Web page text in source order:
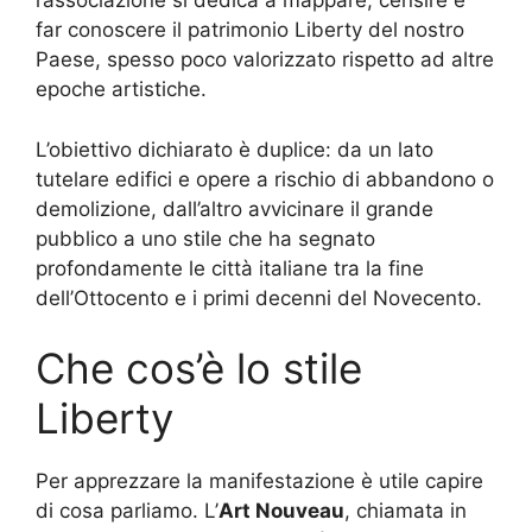
far conoscere il patrimonio Liberty del nostro
Paese, spesso poco valorizzato rispetto ad altre
epoche artistiche.
L’obiettivo dichiarato è duplice: da un lato
tutelare edifici e opere a rischio di abbandono o
demolizione, dall’altro avvicinare il grande
pubblico a uno stile che ha segnato
profondamente le città italiane tra la fine
dell’Ottocento e i primi decenni del Novecento.
Che cos’è lo stile
Liberty
Per apprezzare la manifestazione è utile capire
di cosa parliamo. L’Art Nouveau, chiamata in